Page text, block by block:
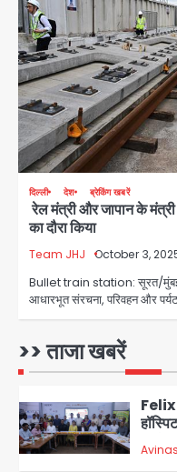
दिल्ली देश ब्रेकिंग खबरें
रेल मंत्री और जापान के
का दौरा किया
Team JHJ October 3,
Bullet train station: सूरत/मुंबई।
आधारभूत संरचना, परिवहन और
>> ताजा खबरें
3
4
तुर्की
जानें
1
2
सिर्फ
डॉक्टर